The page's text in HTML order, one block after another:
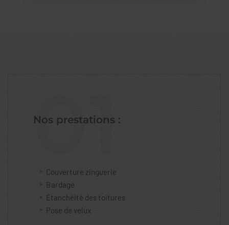
01
Nos prestations :
Couverture zinguerie
Bardage
Étanchéité des toitures
Pose de velux